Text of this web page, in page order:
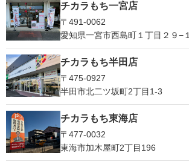
チカラもち一宮店
〒491-0062
愛知県一宮市西島町１丁目２９−１
チカラもち半田店
〒475-0927
半田市北二ツ坂町2丁目1-3
チカラもち東海店
〒477-0032
東海市加木屋町2丁目196